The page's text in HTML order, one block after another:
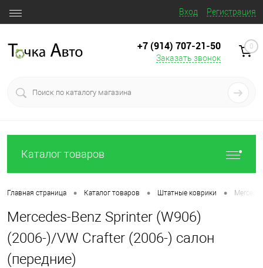
Вход Регистрация
+7 (914) 707‒21‒50
Заказать звонок
0
Каталог товаров
Главная страница • Каталог товаров • Штатные коврики •
Mercedes-Benz Sprinter (W906)
(2006-)/VW Crafter (2006-) салон
(передние)